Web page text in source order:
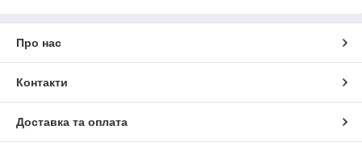
Про нас
Контакти
Доставка та оплата